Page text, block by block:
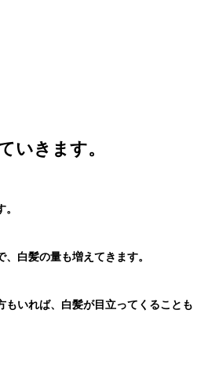
いきます。
白髪の量も増えてきます。
いれば、白髪が目立ってくることも